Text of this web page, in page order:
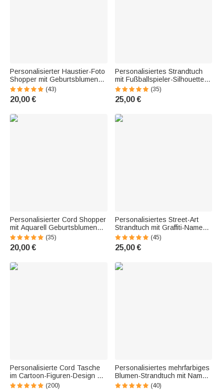
Personalisierter Haustier-Foto
Shopper mit Geburtsblumen
Namen | großes
Fassungsvermögen | Cord
Tasche | Tote Bag |
Frauchen
(43)
20,00 €
Personalisiertes Strandtuch
mit Fußballspieler-Silhouette |
mit Namen und Teamnummer |
schnelltrocknend | Geburtstag
Geschenk für Fußballliebhaber
(35)
25,00 €
Personalisierter Cord Shopper
mit Aquarell Geburtsblumen
und Namen | großes
Fassungsvermögen |
Tragetasche | Tote Bag |
Frauen
(35)
20,00 €
Personalisiertes Street-Art
Strandtuch mit Graffiti-Namen |
sandabweisend |
schnelltrocknend | Badetuch |
Sommer Urlaub Geschenk für
(45)
25,00 €
Personalisierte Cord Tasche
im Cartoon-Figuren-Design mit
Seitenfächern und
(200)
Personalisiertes mehrfarbiges
Blumen-Strandtuch mit Namen
| saugfähig | Reisezubehör |
(40)